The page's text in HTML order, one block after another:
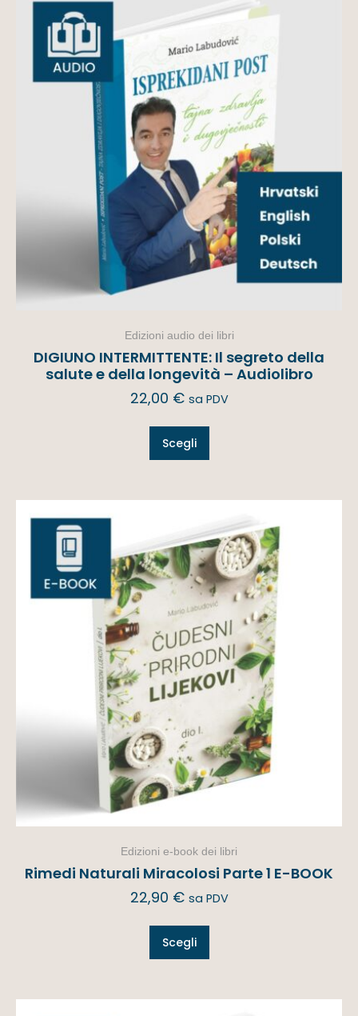
Edizioni audio dei libri
DIGIUNO INTERMITTENTE: Il segreto della
salute e della longevità – Audiolibro
22,00 € sa PDV
Scegli
Edizioni e-book dei libri
Rimedi Naturali Miracolosi Parte 1 E-BOOK
22,90 € sa PDV
Scegli